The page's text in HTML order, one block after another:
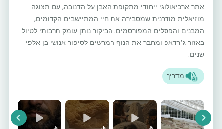
אתר ארכיאולוגי ייחודי מתקופת האבן על הדנובה, עם תצוגה
מוזיאלית מודרנית שמסבירה את חיי המתיישבים הקדומים,
המבנים והפסלים המפורסמים. הביקור נותן עומק תרבותי לטיול
באזור ג׳רדאפ ומחבר את הנוף המרשים לסיפור אנושי בן אלפי
שנים.
מדריך
Next